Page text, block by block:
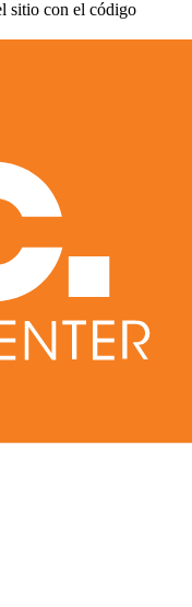
sitio con el código